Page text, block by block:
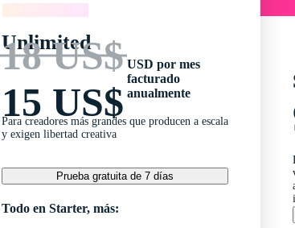
Unlimited
18 US$
15 US$
USD por mes
facturado
anualmente
Para creadores más grandes que producen a escala
y exigen libertad creativa
Prueba gratuita de 7 días
Todo en Starter, más: